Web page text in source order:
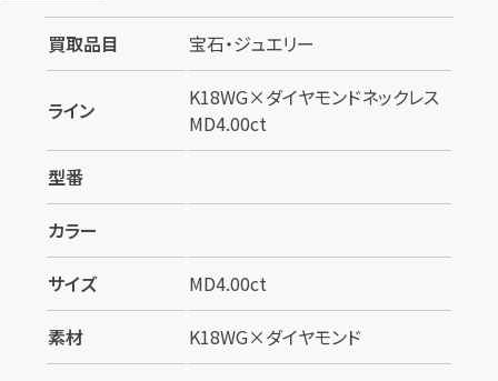
買取品目 宝石・ジュエリー
ライン
K18WG×ダイヤモンドネックレス
MD4.00ct
型番
カラー
サイズ
MD4.00ct
素材
K18WG×ダイヤモンド